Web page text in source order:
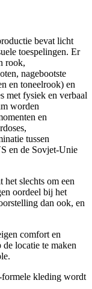
bevat licht
toespelingen. Er
rook,
nagebootste
en toneelrook) en
met fysiek en verbaal
worden
en
tussen
en de Sovjet-Unie
het slechts om een
oordeel bij het
dan ook, en
comfort en
locatie te maken
formele kleding wordt